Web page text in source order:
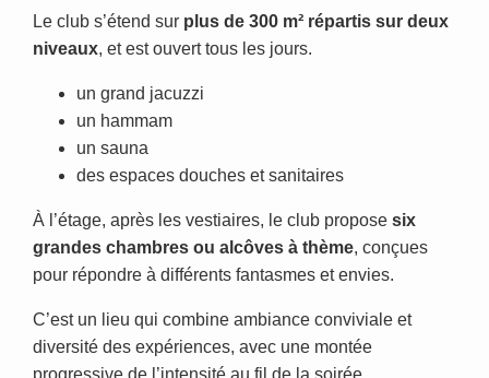
Le club s’étend sur plus de 300 m² répartis sur deux
niveaux, et est ouvert tous les jours.
un grand jacuzzi
un hammam
un sauna
des espaces douches et sanitaires
À l’étage, après les vestiaires, le club propose six
grandes chambres ou alcôves à thème, conçues
pour répondre à différents fantasmes et envies.
C’est un lieu qui combine ambiance conviviale et
diversité des expériences, avec une montée
progressive de l’intensité au fil de la soirée.